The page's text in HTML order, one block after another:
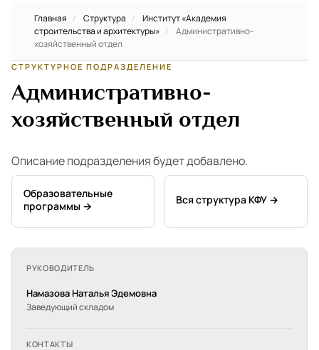
Главная / Структура /
Институт «Академия
строительства и архитектуры» /
Административно-
хозяйственный отдел
СТРУКТУРНОЕ ПОДРАЗДЕЛЕНИЕ
Административно-
хозяйственный отдел
Описание подразделения будет добавлено.
Образовательные
программы →
Вся структура КФУ →
РУКОВОДИТЕЛЬ
Намазова Наталья Эдемовна
Заведующий складом
КОНТАКТЫ